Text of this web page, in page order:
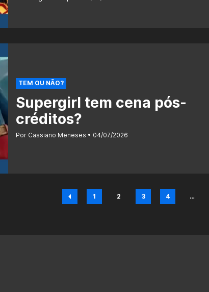
TEM OU NÃO?
Supergirl tem cena pós-
créditos?
Por Cassiano Meneses 04/07/2026
Página
1
Página
2
Página
3
Página
4
…